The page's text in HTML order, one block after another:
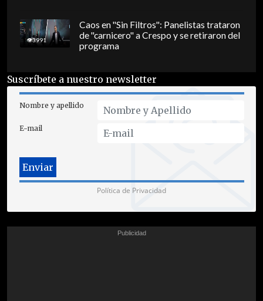
3991
Caos en "Sin Filtros": Panelistas trataron
de "carnicero" a Crespo y se retiraron del
programa
Suscríbete a nuestro newsletter
Nombre y apellido
E-mail
Política de Privacidad